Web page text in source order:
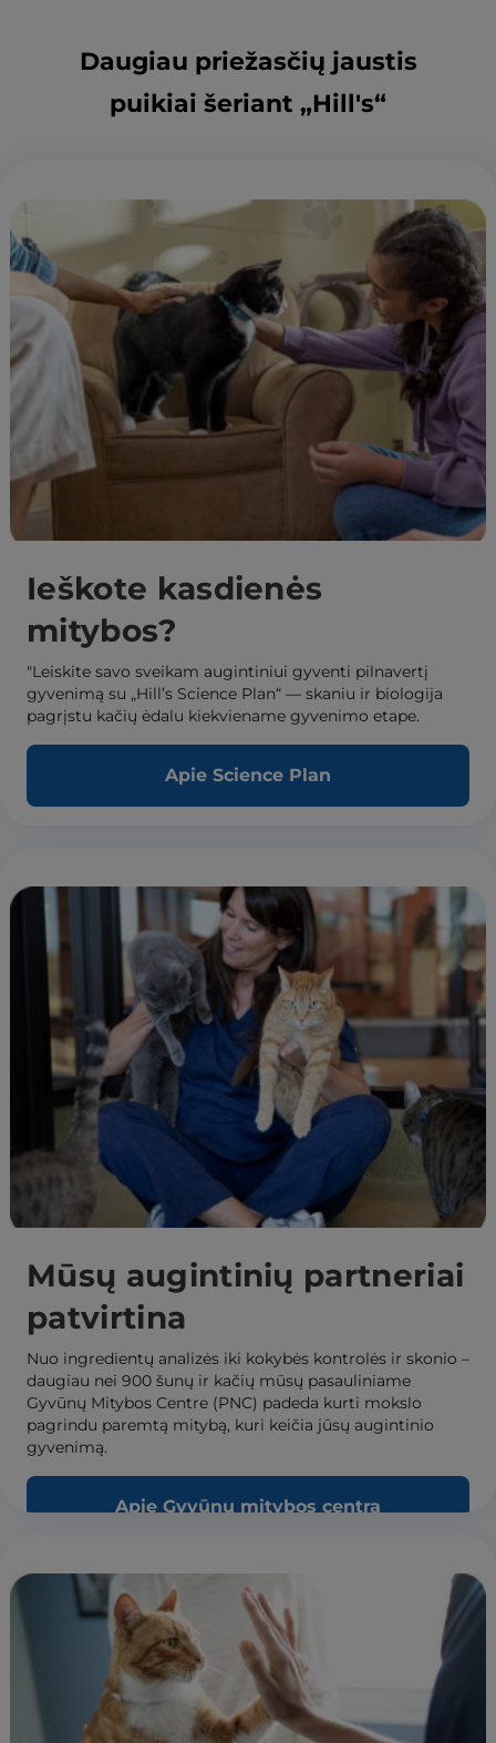
Daugiau priežasčių jaustis
puikiai šeriant „Hill's“
Ieškote kasdienės
mitybos?
"Leiskite savo sveikam augintiniui gyventi pilnavertį
gyvenimą su „Hill’s Science Plan“ — skaniu ir biologija
pagrįstu kačių ėdalu kiekviename gyvenimo etape.
Apie Science Plan
Mūsų augintinių partneriai
patvirtina
Nuo ingredientų analizės iki kokybės kontrolės ir skonio –
daugiau nei 900 šunų ir kačių mūsų pasauliniame
Gyvūnų Mitybos Centre (PNC) padeda kurti mokslo
pagrindu paremtą mitybą, kuri keičia jūsų augintinio
gyvenimą.
Apie Gyvūnų mitybos centrą